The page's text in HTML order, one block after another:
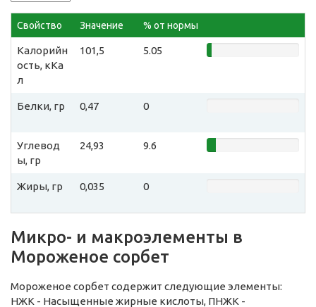
Свойство Значение % от нормы
Калорийн
ость, кКа
л
101,5 5.05
Белки, гр 0,47 0
Углевод
ы, гр
24,93 9.6
Жиры, гр 0,035 0
Микро- и макроэлементы в
Мороженое сорбет
Мороженое сорбет содержит следующие элементы:
НЖК - Насыщенные жирные кислоты, ПНЖК -